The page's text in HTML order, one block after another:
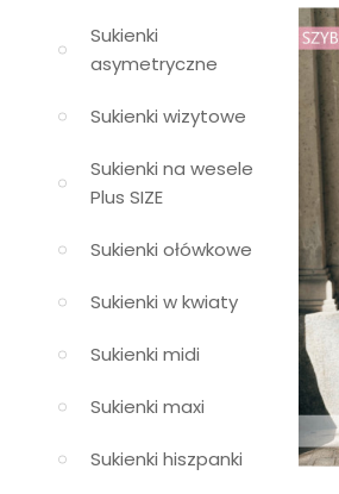
Sukienki
asymetryczne
Sukienki wizytowe
Sukienki na wesele
Plus SIZE
Sukienki ołówkowe
Sukienki w kwiaty
Sukienki midi
Sukienki maxi
Sukienki hiszpanki